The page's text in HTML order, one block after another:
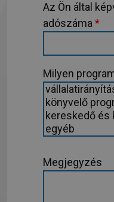
Az Ön által
adószáma *
Milyen
Megjegyzés